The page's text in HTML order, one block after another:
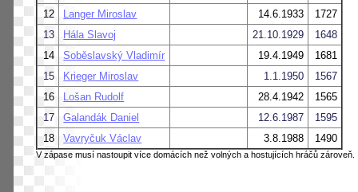
12
Langer Miroslav 14.6.1933
1727
13
Hála Slavoj 21.10.1929
1648
14
Soběslavský Vladimír 19.4.1949
1681
15
Krieger Miroslav 1.1.1950
1567
16
Lošan Rudolf 28.4.1942
1565
17
Galandák Daniel 12.6.1987
1595
18
Vavryčuk Václav 3.8.1988 1490
V zápase musí nastoupit více domácích než volných a hostujících hráčů zároveň.